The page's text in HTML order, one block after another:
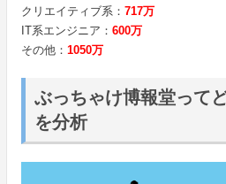
クリエイティブ系： 717万
IT系エンジニア： 600万
その他： 1050万
ぶっちゃけ博報堂って
を分析